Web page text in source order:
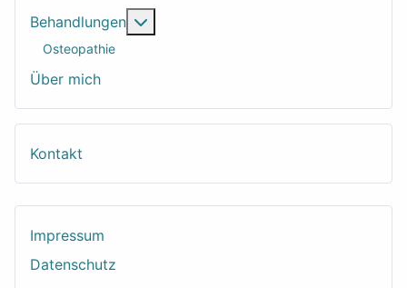
Behandlungen
Osteopathie
Über mich
Kontakt
Impressum
Datenschutz